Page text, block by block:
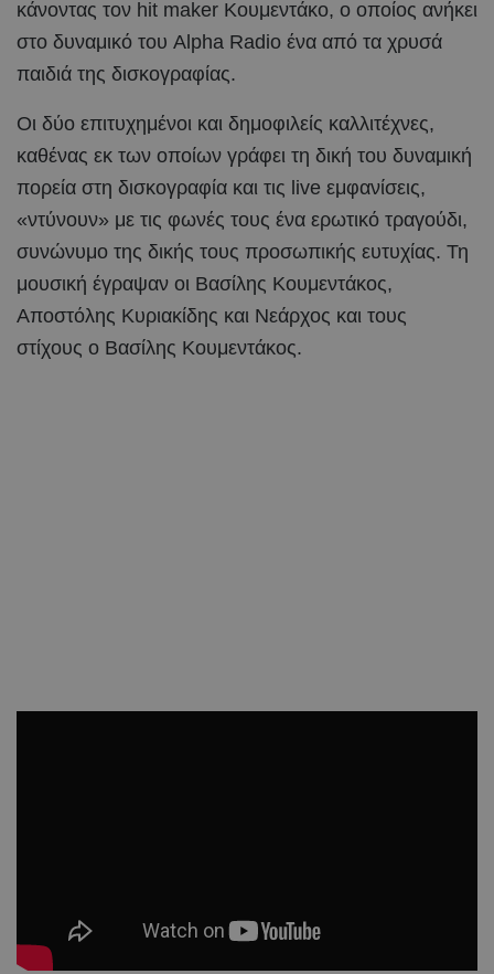
κάνοντας τον hit maker Κουμεντάκο, ο οποίος ανήκει
στο δυναμικό του Alpha Radio ένα από τα χρυσά
παιδιά της δισκογραφίας.
Οι δύο επιτυχημένοι και δημοφιλείς καλλιτέχνες,
καθένας εκ των οποίων γράφει τη δική του δυναμική
πορεία στη δισκογραφία και τις live εμφανίσεις,
«ντύνουν» με τις φωνές τους ένα ερωτικό τραγούδι,
συνώνυμο της δικής τους προσωπικής ευτυχίας. Τη
μουσική έγραψαν οι Βασίλης Κουμεντάκος,
Αποστόλης Κυριακίδης και Νεάρχος και τους
στίχους ο Βασίλης Κουμεντάκος.